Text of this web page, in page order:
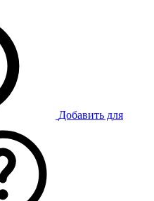
Добавить для